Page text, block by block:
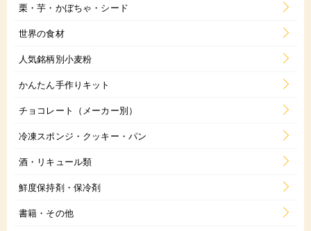
栗・芋・かぼちゃ・シード
世界の食材
人気銘柄別小麦粉
かんたん手作りキット
チョコレート（メーカー別）
冷凍スポンジ・クッキー・パン
酒・リキュール類
鮮度保持剤・保冷剤
書籍・その他